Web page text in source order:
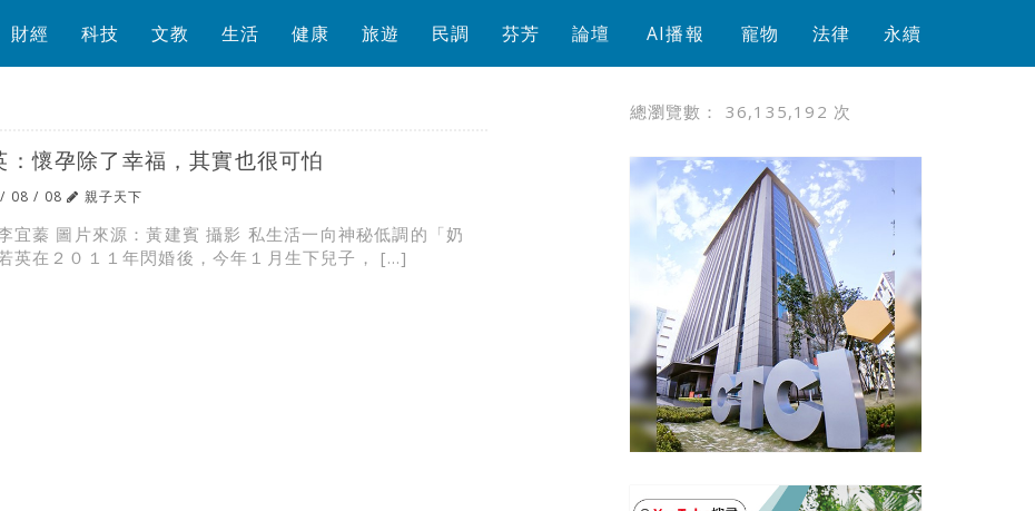
財經 科技 文教 生活 健康 旅遊 民調 芬芳 論壇 AI播報 寵物 法律 永續
：懷孕除了幸福，其實也很可怕
08 / 08 親子天下
宜蓁 圖片來源：黃建賓 攝影 私生活一向神秘低調的「奶
英在２０１１年閃婚後，今年１月生下兒子， […]
總瀏覽數： 36,135,192 次